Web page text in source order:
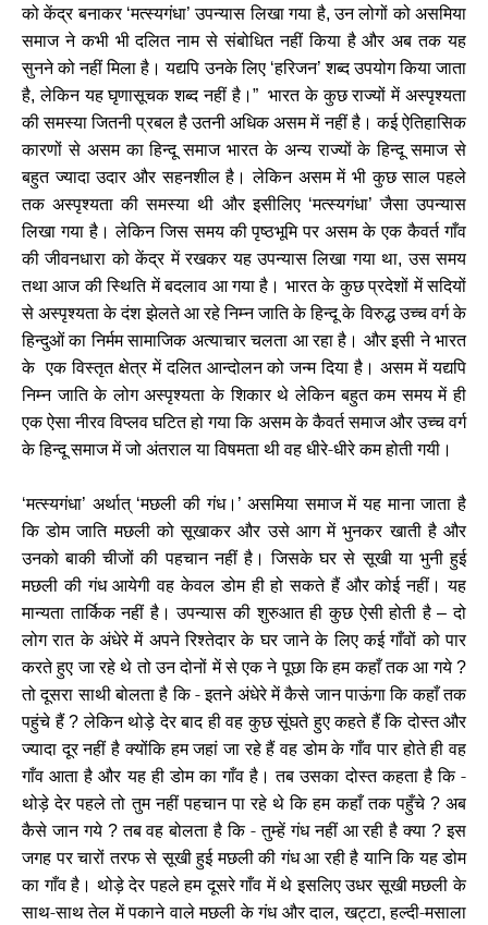
को केंद्र बनाकर ‘मत्स्यगंधा’उपन्यास लिखा गया है,उन लोगों को असमिया
समाज ने कभी भी दलित नाम से संबोधित नहीं किया है और अब तक यह
सुनने को नहीं मिला है। यद्यपि उनके लिए ‘हरिजन’शब्द उपयोग किया जाता
है,लेकिन यह घृणासूचक शब्द नहीं है। ”भारत के कुछ राज्यों में अस्पृश्यता
की समस्या जितनी प्रबल है उतनी अधिक असम में नहीं है। कई ऐतिहासिक
कारणों से असम का हिन्दू समाज भारत के अन्य राज्यों के हिन्दू समाज से
बहुत ज्यादा उदार और सहनशील है। लेकिन असम में भी कुछ साल पहले
तक अस्पृश्यता की समस्या थी और इसीलिए ‘मत्स्यगंधा’जैसा उपन्यास
लिखा गया है। लेकिन जिस समय की पृष्ठभूमि पर असम के एक कैवर्त गाँव
की जीवनधारा को केंद्र में रखकर यह उपन्यास लिखा गया था,उस समय
तथा आज की स्थिति में बदलाव आ गया है। भारत के कुछ प्रदेशों में सदियों
से अस्पृश्यता के दंश झेलते आ रहे निम्न जाति के हिन्दू के विरुद्ध उच्च वर्ग के
हिन्दुओं का निर्मम सामाजिक अत्याचार चलता आ रहा है। और इसी ने भारत
के एक विस्तृत क्षेत्र में दलित आन्दोलन को जन्म दिया है। असम में यद्यपि
निम्न जाति के लोग अस्पृश्यता के शिकार थे लेकिन बहुत कम समय में ही
एक ऐसा नीरव विप्लव घटित हो गया कि असम के कैवर्त समाज और उच्च वर्ग
के हिन्दू समाज में जो अंतराल या विषमता थी वह धीरे-धीरे कम होती गयी।
‘मत्स्यगंधा’ अर्थात् ‘मछली की गंध। ’असमिया समाज में यह माना जाता है
कि डोम जाति मछली को सूखाकर और उसे आग में भुनकर खाती है और
उनको बाकी चीजों की पहचान नहीं है। जिसके घर से सूखी या भुनी हुई
मछली की गंध आयेगी वह केवल डोम ही हो सकते हैं और कोई नहीं। यह
मान्यता तार्किक नहीं है। उपन्यास की शुरुआत ही कुछ ऐसी होती है–दो
लोग रात के अंधेरे में अपने रिश्तेदार के घर जाने के लिए कई गाँवों को पार
करते हुए जा रहे थे तो उन दोनों में से एक ने पूछा कि हम कहाँ तक आ गये ?
तो दूसरा साथी बोलता है कि - इतने अंधेरे में कैसे जान पाऊंगा कि कहाँ तक
पहुंचे हैं?लेकिन थोड़े देर बाद ही वह कुछ सूंघते हुए कहते हैं कि दोस्त और
ज्यादा दूर नहीं है क्योंकि हम जहां जा रहे हैं वह डोम के गाँव पार होते ही वह
गाँव आता है और यह ही डोम का गाँव है। तब उसका दोस्त कहता है कि -
थोड़े देर पहले तो तुम नहीं पहचान पा रहे थे कि हम कहाँ तक पहुँचे ? अब
कैसे जान गये ?तब वह बोलता है कि - तुम्हें गंध नहीं आ रही है क्या?इस
जगह पर चारों तरफ से सूखी हुई मछली की गंध आ रही है यानि कि यह डोम
का गाँव है। थोड़े देर पहले हम दूसरे गाँव में थे इसलिए उधर सूखी मछली के
साथ-साथ तेल में पकाने वाले मछली के गंध और दाल,खट्टा,हल्दी-मसाला